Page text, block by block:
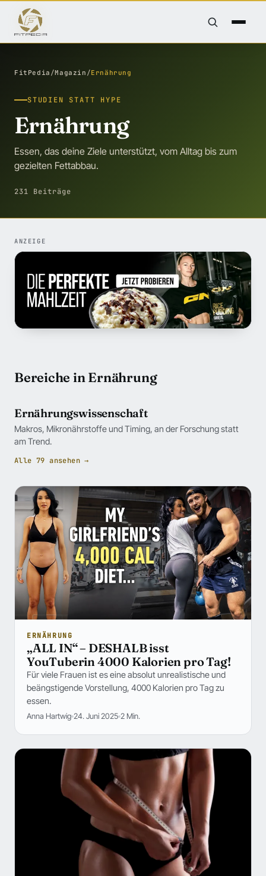
FitPedia /Magazin /Ernährung
STUDIEN STATT HYPE
Ernährung
Essen, das deine Ziele unterstützt, vom Alltag bis zum
gezielten Fettabbau.
231 Beiträge
ANZEIGE
Bereiche in Ernährung
Ernährungswissenschaft
Makros, Mikronährstoffe und Timing, an der Forschung statt
am Trend.
Alle 79 ansehen →
ERNÄHRUNG
„ALL IN“ – DESHALB isst
YouTuberin 4000 Kalorien pro Tag!
Für viele Frauen ist es eine absolut unrealistische und
beängstigende Vorstellung, 4000 Kalorien pro Tag zu
essen.
Anna Hartwig 24. Juni 2025 2 Min.